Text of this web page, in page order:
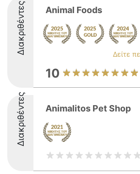
Διακριθέντες Animal Foods
Δείτε
10
Διακριθέντες Animalitos Pet Shop